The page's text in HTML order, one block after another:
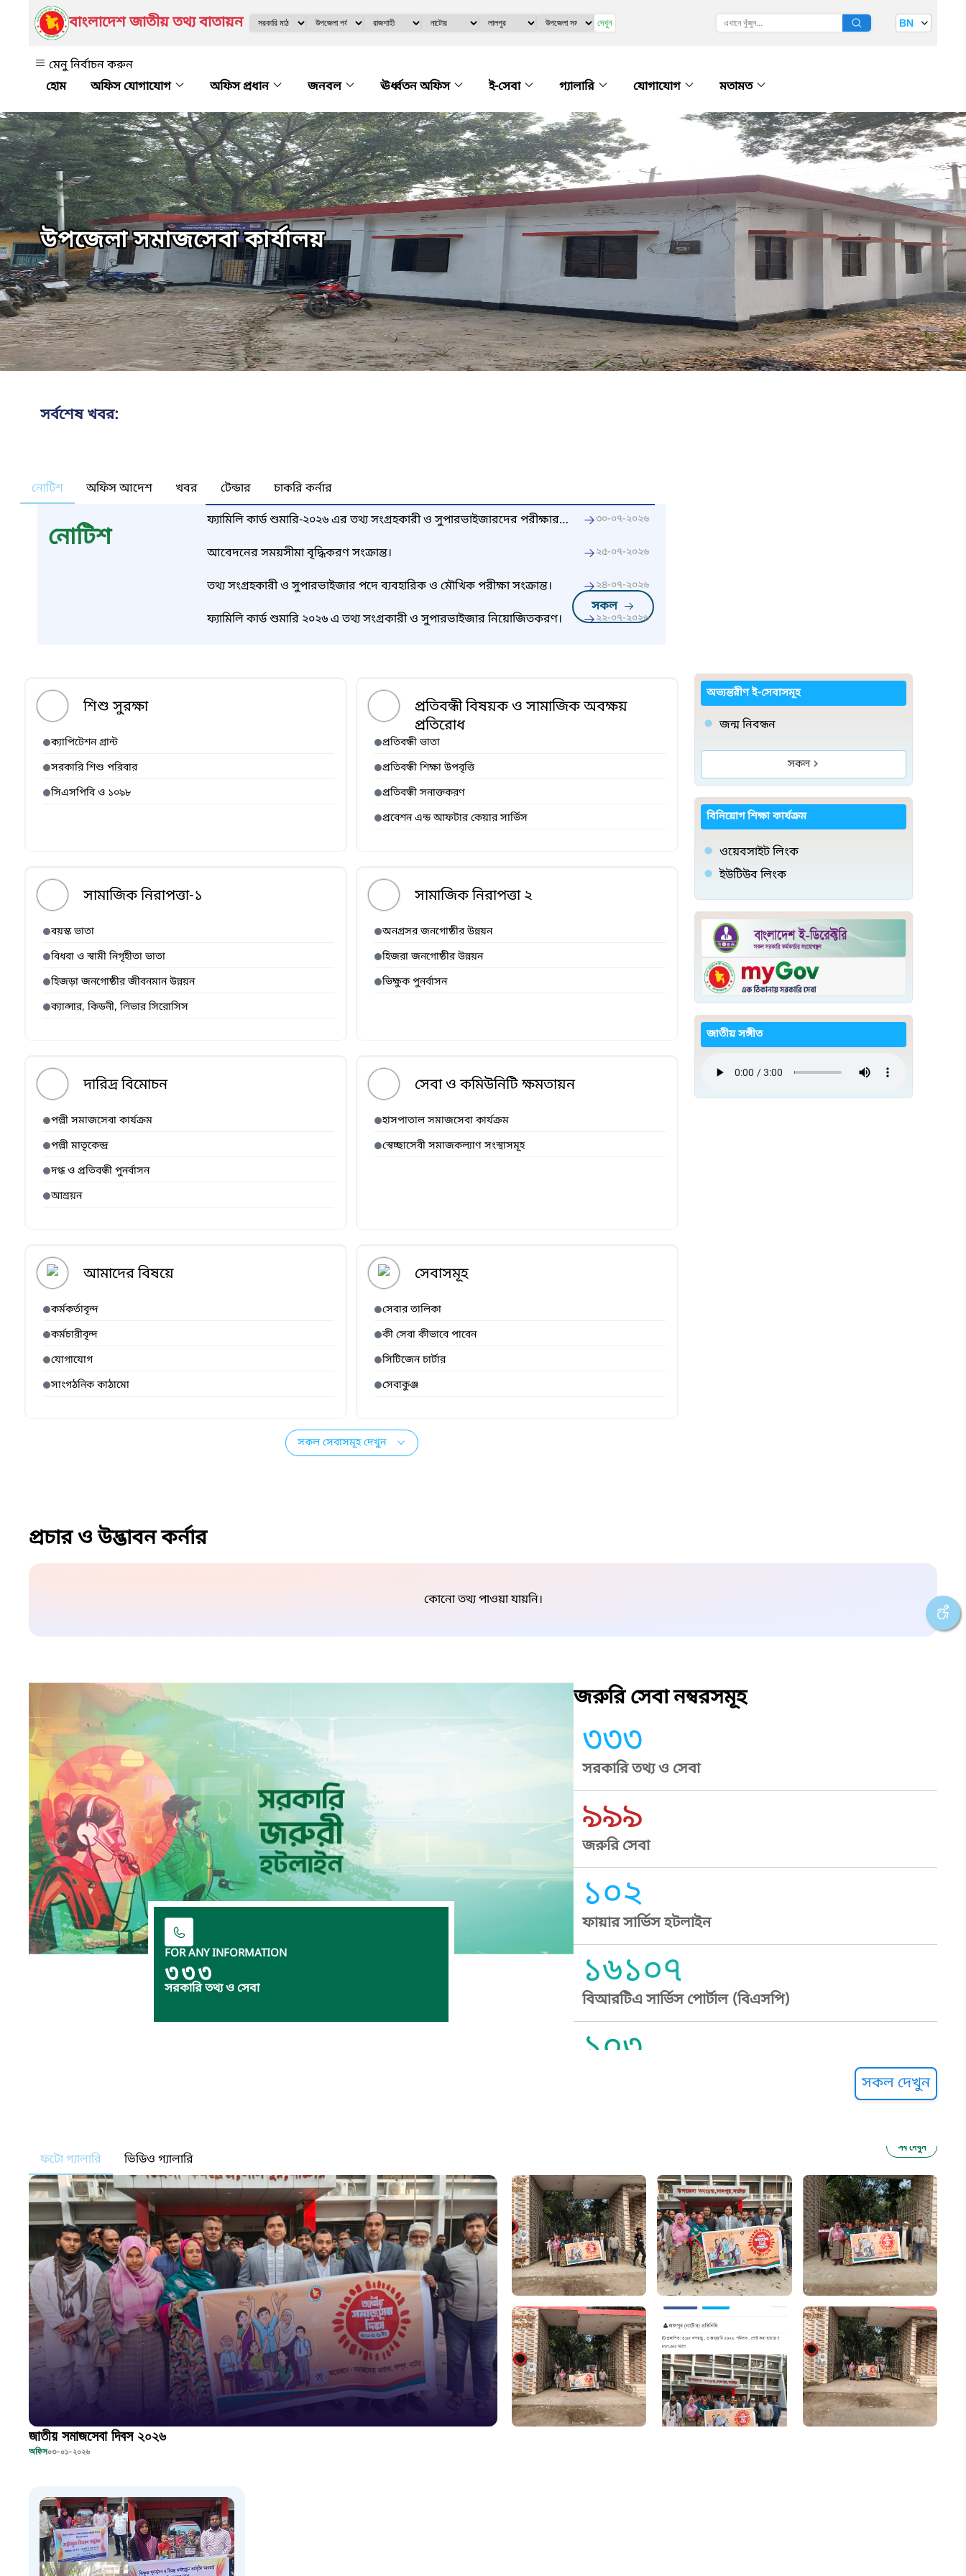
বাংলাদেশ জাতীয় তথ্য বাতায়ন দেখুন BN
মেনু নির্বাচন করুন
অফিস যোগাযোগ
অফিস প্রধান জনবল ঊর্ধ্বতন অফিস ই-সেবা গ্যালারি যোগাযোগ মতামত
উপজেলা সমাজসেবা কার্যালয়
সর্বশেষ খবর:
নোটিশ অফিস আদেশ খবর টেন্ডার চাকরি কর্নার
নোটিশ
সকল
ফ্যামিলি কার্ড শুমারি-২০২৬ এর তথ্য সংগ্রহকারী ও ‍সুপারভাইজারদের পরীক্ষার
৩০-০৭-২০২৬
আবেদনের সময়সীমা বৃদ্ধিকরণ সংক্রান্ত। ২৫-০৭-২০২৬
তথ্য সংগ্রহকারী ও সুপারভাইজার পদে ব্যবহারিক ও মৌখিক পরীক্ষা সংক্রান্ত। ২৪-০৭-২০২৬
ফ্যামিলি কার্ড শুমারি ২০২৬ এ তথ্য সংগ্রকারী ও সুপারভাইজার নিয়োজিতকরণ। ২২-০৭-২০২৬
শিশু সুরক্ষা
ক্যাপিটেশন গ্রান্ট
সরকারি শিশু পরিবার
সিএসপিবি ও ১০৯৮
প্রতিবন্ধী বিষয়ক ও সামাজিক অবক্ষয়
প্রতিরোধ
প্রতিবন্ধী ভাতা
প্রতিবন্ধী শিক্ষা উপবৃত্তি
প্রতিবন্ধী সনাক্তকরণ
প্রবেশন এন্ড আফটার কেয়ার সার্ভিস
সামাজিক নিরাপত্তা-১
বয়স্ক ভাতা
বিধবা ও স্বামী নিগৃহীতা ভাতা
হিজড়া জনগোষ্ঠীর জীবনমান উন্নয়ন
ক্যান্সার, কিডনী, লিভার সিরোসিস
সামাজিক নিরাপত্তা ২
অনগ্রসর জনগোষ্ঠীর উন্নয়ন
হিজরা জনগোষ্ঠীর উন্নয়ন
ভিক্ষুক পুনর্বাসন
দারিদ্র বিমোচন
পল্লী সমাজসেবা কার্যক্রম
পল্লী মাতৃকেন্দ্র
দগ্ধ ও প্রতিবন্ধী পুনর্বাসন
আশ্রয়ন
সেবা ও কমিউনিটি ক্ষমতায়ন
হাসপাতাল সমাজসেবা কার্যক্রম
স্বেচ্ছাসেবী সমাজকল্যাণ সংস্থাসমূহ
আমাদের বিষয়ে
কর্মকর্তাবৃন্দ
কর্মচারীবৃন্দ
যোগাযোগ
সাংগঠনিক কাঠামো
সেবাসমূহ
সেবার তালিকা
কী সেবা কীভাবে পাবেন
সিটিজেন চার্টার
সেবাকুঞ্জ
সকল সেবাসমূহ দেখুন
অভ্যন্তরীণ ই-সেবাসমূহ
জন্ম নিবন্ধন
সকল
বিনিয়োগ শিক্ষা কার্যক্রম
ওয়েবসাইট লিংক
ইউটিউব লিংক
জাতীয় সঙ্গীত
প্রচার ও উদ্ভাবন কর্নার
কোনো তথ্য পাওয়া যায়নি।
FOR ANY INFORMATION
৩৩৩
সরকারি তথ্য ও সেবা
জরুরি সেবা নম্বরসমূহ
৩৩৩
সরকারি তথ্য ও সেবা
৯৯৯
জরুরি সেবা
১০২
ফায়ার সার্ভিস হটলাইন
১৬১০৭
বিআরটিএ সার্ভিস পোর্টাল (বিএসপি)
১০৩
১০৬
দুদক
১০২
দুর্যোগের আগাম বার্তা
১৬১২২
স্মার্ট ভূমি সেবা
১০৯৮
সকল দেখুন
ফটো গ্যালারি ভিডিও গ্যালারি
সব দেখুন
জাতীয় সমাজসেবা দিবস ২০২৬
অফিস০৩-০১-২০২৬